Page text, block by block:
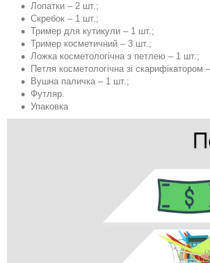
Лопатки – 2 шт.;
Скребок – 1 шт.;
Тример для кутикули – 1 шт.;
Тример косметичний – 3 шт.;
Ложка косметологічна з петлею – 1 шт.;
Петля косметологічна зі скарифікатором
Вушна паличка – 1 шт.;
Футляр.
Упаковка